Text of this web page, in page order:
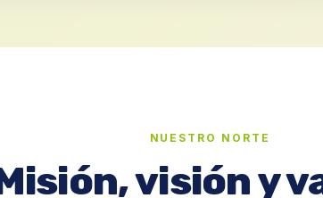
NUESTRO NORTE
visión y